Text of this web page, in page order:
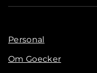
Personal
Om Goecker